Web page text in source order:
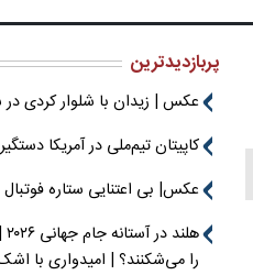
پربازدیدترین
عکس | زیدان با شلوار کردی
کاپیتان تیم‌ملی در آمریکا
عکس| بی اعتنایی ستاره
را می‌شکنند؟ | امیدواری با